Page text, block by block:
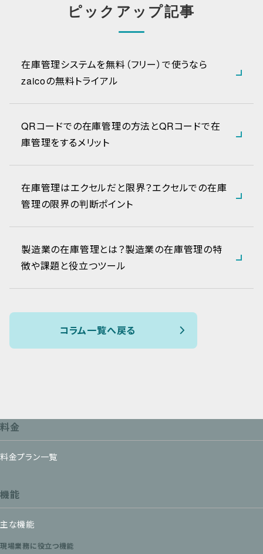
ピックアップ記事
在庫管理システムを無料（フリー）で使うなら
zaicoの無料トライアル
QRコードでの在庫管理の方法とQRコードで在
庫管理をするメリット
在庫管理はエクセルだと限界？エクセルでの在庫
管理の限界の判断ポイント
製造業の在庫管理とは？製造業の在庫管理の特
徴や課題と役立つツール
コラム一覧へ戻る
料金
料金プラン一覧
機能
主な機能
現場業務に役立つ機能